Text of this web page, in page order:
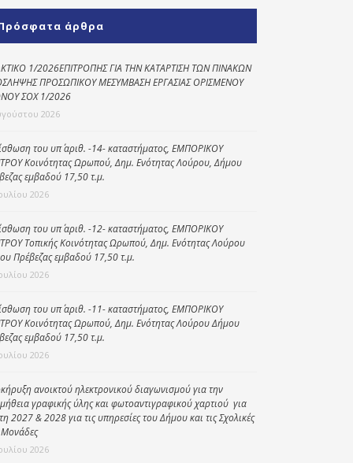
Κοινωνικό
παντοπωλείο
Kοινωνικό
φαρμακείο
Πρόγραμμα
Κέντρο Ημερήσιας
Φροντίδας
Ηλικιωμένων
(Κ.Η.Φ.Η.) Πρέβεζας
άρθρα
1/2026ΕΠΙΤΡΟΠΗΣ ΓΙΑ ΤΗΝ ΚΑΤΑΡΤΙΣΗ ΤΩΝ ΠΙΝΑΚΩΝ
ΠΡΟΣΩΠΙΚΟΥ ΜΕΣΥΜΒΑΣΗ ΕΡΓΑΣΙΑΣ ΟΡΙΣΜΕΝΟΥ
ΣΟΧ 1/2026
2026
του υπ΄ αριθ. -14- καταστήματος, ΕΜΠΟΡΙΚΟΥ
Κοινότητας Ωρωπού, Δημ. Ενότητας Λούρου, Δήμου
εμβαδού 17,50 τ.μ.
2026
του υπ΄ αριθ. -12- καταστήματος, ΕΜΠΟΡΙΚΟΥ
Τοπικής Κοινότητας Ωρωπού, Δημ. Ενότητας Λούρου
Πρέβεζας εμβαδού 17,50 τ.μ.
2026
του υπ΄ αριθ. -11- καταστήματος, ΕΜΠΟΡΙΚΟΥ
Κοινότητας Ωρωπού, Δημ. Ενότητας Λούρου Δήμου
εμβαδού 17,50 τ.μ.
2026
ανοικτού ηλεκτρονικού διαγωνισμού για την
γραφικής ύλης και φωτοαντιγραφικού χαρτιού για
2027 & 2028 για τις υπηρεσίες του Δήμου και τις Σχολικές
2026